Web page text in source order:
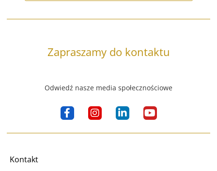
Zapraszamy do kontaktu
Odwiedź nasze media społecznościowe
F
a
c
I
n
s
L
i
n
Y
o
u
Kontakt